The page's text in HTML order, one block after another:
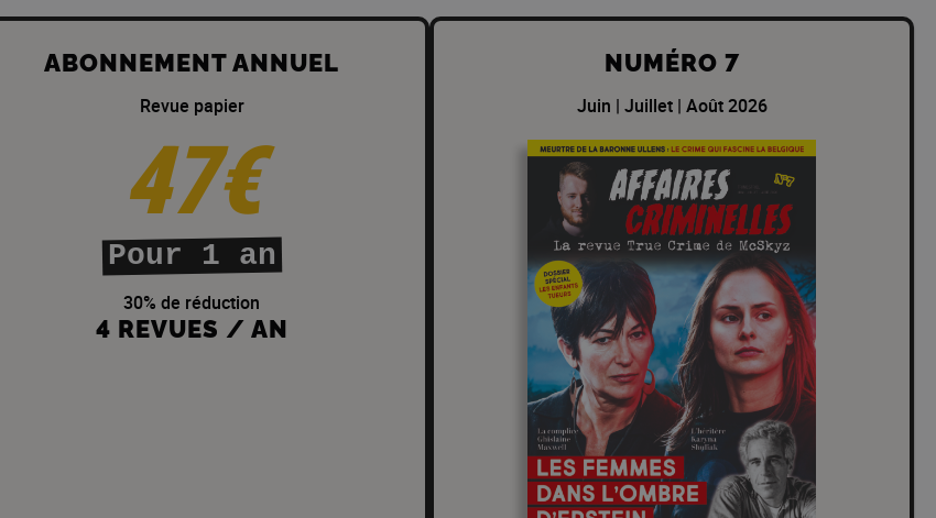
ABONNEMENT ANNUEL
Revue papier
47€
Pour 1 an
30% de réduction
4 REVUES / AN
NUMÉRO 7
Juin | Juillet | Août 2026